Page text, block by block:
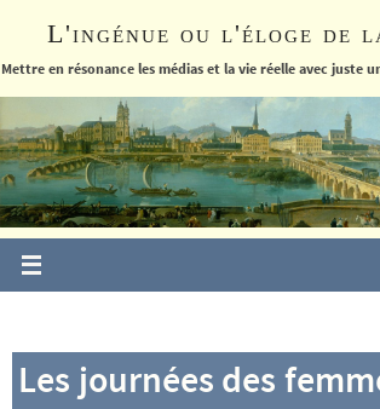
le
L'ingénue ou l'éloge de
Mettre en résonance les médias et la vie réelle avec juste
Les journées des